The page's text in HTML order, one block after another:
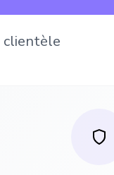
clientèle